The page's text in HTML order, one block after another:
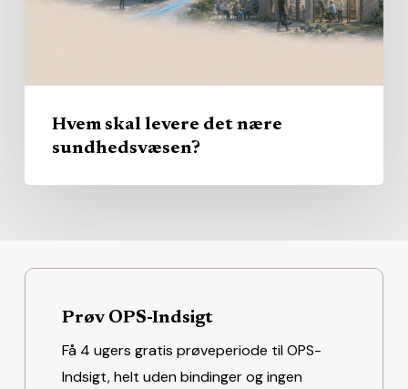
Hvem skal levere det nære
sundhedsvæsen?
Prøv OPS-Indsigt
Få 4 ugers gratis prøveperiode til OPS-
Indsigt, helt uden bindinger og ingen